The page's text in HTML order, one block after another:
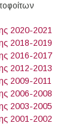
2020-2021
2018-2019
2016-2017
2012-2013
2009-2011
2006-2008
2003-2005
2001-2002